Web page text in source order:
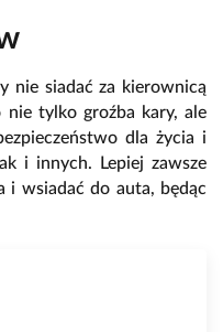
nie siadać za kierownicą
nie tylko groźba kary, ale
dla życia i
i innych. Lepiej zawsze
i wsiadać do auta, będąc